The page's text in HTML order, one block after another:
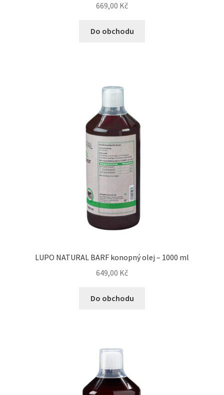
669,00 Kč
Do obchodu
LUPO NATURAL BARF konopný olej – 1000 ml
649,00 Kč
Do obchodu